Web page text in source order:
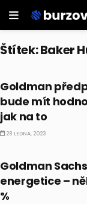
Štítek:Baker
Goldman
bude mít
jak na to
28 LEDNA, 2023
Goldman
energetice –
%